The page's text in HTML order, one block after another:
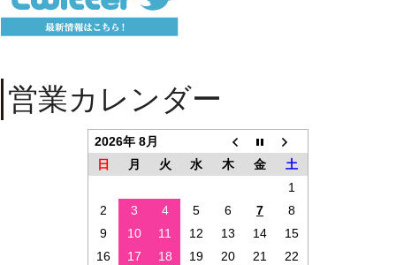
営業カレンダー
2026年 8月
日
月 火 水 木 金
土
1
2
3 4 5 6 7
8
9
10 11 12 13 14
15
16
17 18 19 20 21 22